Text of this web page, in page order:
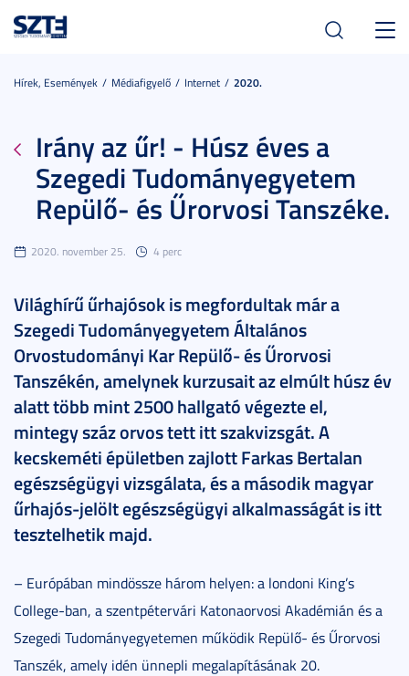
Hírek, Események Médiafigyelő Internet 2020.
Irány az űr! - Húsz éves a
Szegedi Tudományegyetem
Repülő- és Űrorvosi Tanszéke.
2020. november 25. 4 perc
Világhírű űrhajósok is megfordultak már a
Szegedi Tudományegyetem Általános
Orvostudományi Kar Repülő- és Űrorvosi
Tanszékén, amelynek kurzusait az elmúlt húsz év
alatt több mint 2500 hallgató végezte el,
mintegy száz orvos tett itt szakvizsgát. A
kecskeméti épületben zajlott Farkas Bertalan
egészségügyi vizsgálata, és a második magyar
űrhajós-jelölt egészségügyi alkalmasságát is itt
tesztelhetik majd.
– Európában mindössze három helyen: a londoni King’s
College-ban, a szentpétervári Katonaorvosi Akadémián és a
Szegedi Tudományegyetemen működik Repülő- és Űrorvosi
Tanszék, amely idén ünnepli megalapításának 20.